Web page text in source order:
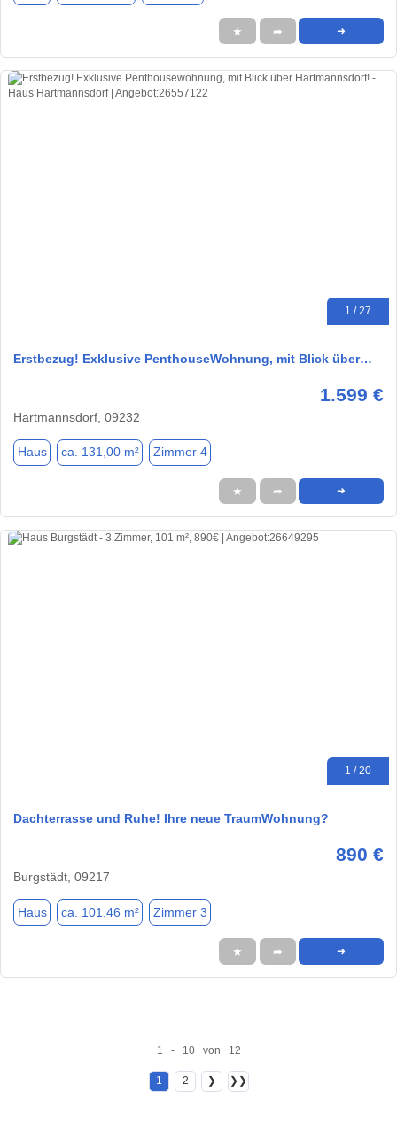
★ ➦ ➜
1 / 27
Erstbezug! Exklusive PenthouseWohnung, mit Blick über…
1.599 €
Hartmannsdorf, 09232
Haus ca. 131,00 m² Zimmer 4
★ ➦ ➜
1 / 20
Dachterrasse und Ruhe! Ihre neue TraumWohnung?
890 €
Burgstädt, 09217
Haus ca. 101,46 m² Zimmer 3
★ ➦ ➜
1 - 10 von 12
1 2 ❯ ❯❯